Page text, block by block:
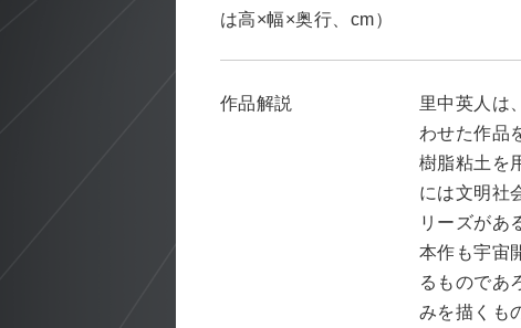
は高×幅×奥行、cm）
作品解説
里中英人は
わせた作品
樹脂粘土を
には文明社
リーズがあ
本作も宇宙
るものであ
みを描くも